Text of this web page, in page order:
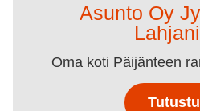
Asunto Oy
Oma koti Päijänteen